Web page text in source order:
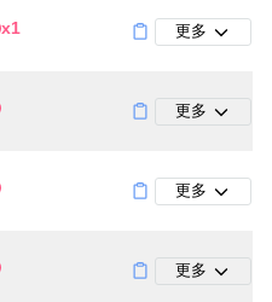
x1 更多
更多
更多
更多